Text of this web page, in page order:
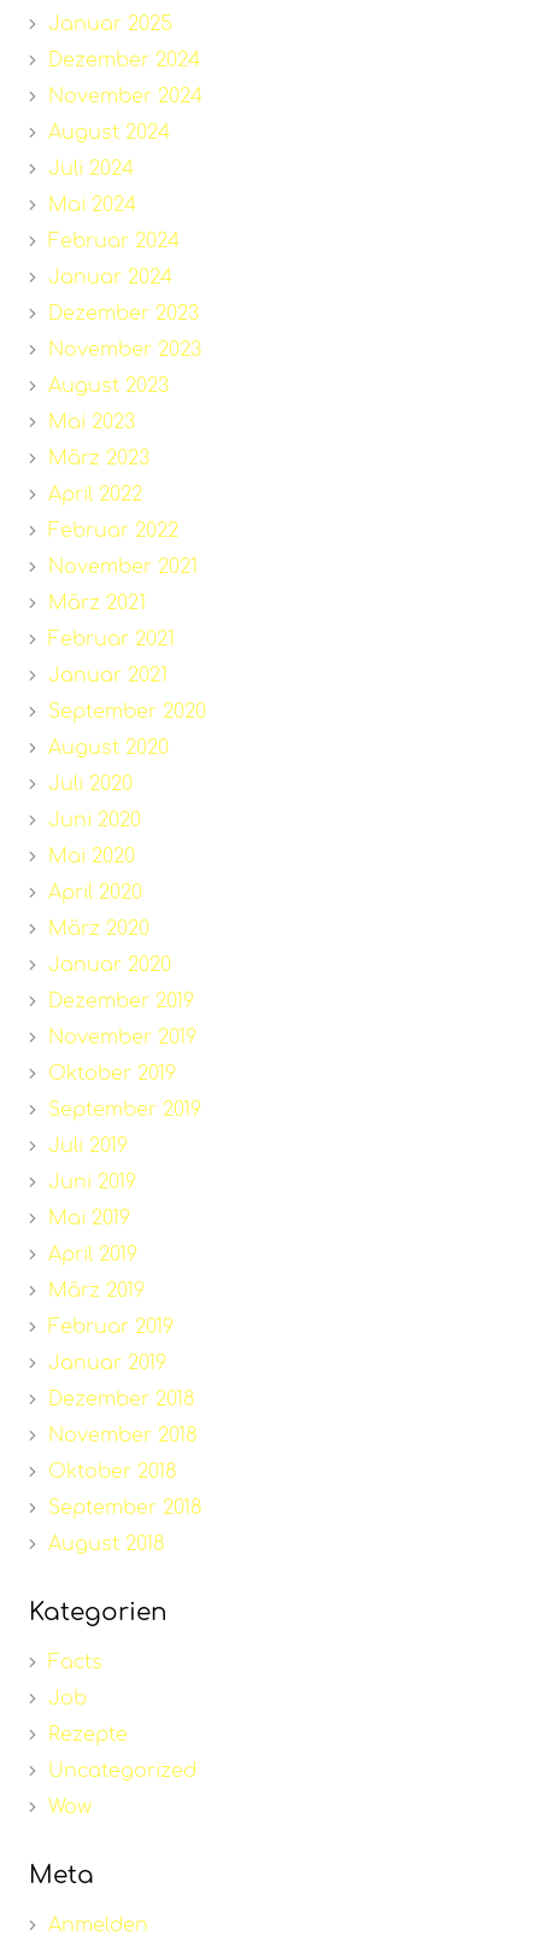
Januar 2025
Dezember 2024
November 2024
August 2024
Juli 2024
Mai 2024
Februar 2024
Januar 2024
Dezember 2023
November 2023
August 2023
Mai 2023
März 2023
April 2022
Februar 2022
November 2021
März 2021
Februar 2021
Januar 2021
September 2020
August 2020
Juli 2020
Juni 2020
Mai 2020
April 2020
März 2020
Januar 2020
Dezember 2019
November 2019
Oktober 2019
September 2019
Juli 2019
Juni 2019
Mai 2019
April 2019
März 2019
Februar 2019
Januar 2019
Dezember 2018
November 2018
Oktober 2018
September 2018
August 2018
Kategorien
Facts
Job
Rezepte
Uncategorized
Wow
Meta
Anmelden